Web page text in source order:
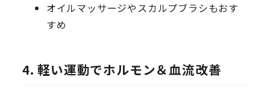
オイルマッサージやスカルプブラシもおす
すめ
4. 軽い運動でホルモン＆血流改善